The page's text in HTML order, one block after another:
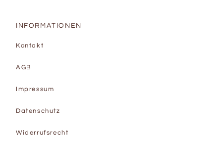
INFORMATIONEN
Kontakt
AGB
Impressum
Datenschutz
Widerrufsrecht